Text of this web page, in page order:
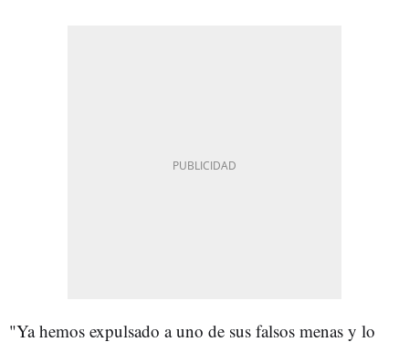
"Ya hemos expulsado a uno de sus falsos menas y lo